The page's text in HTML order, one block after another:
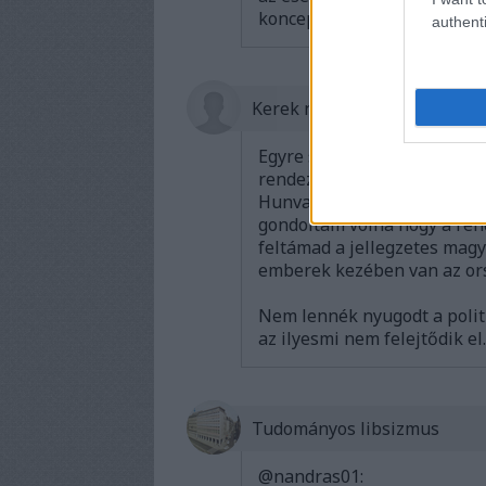
koncepciós ügyekről van
Kerek négyszög
Egyre szorul a hurok a
rendeztek kirakatpereket,
Hunvald, mind ártatlan
gondoltam volna hogy a
feltámad a jellegzetes
emberek kezében van az
Nem lennék nyugodt a
az ilyesmi nem felejtődik el.
Tudományos libsizmus
@nandras01: